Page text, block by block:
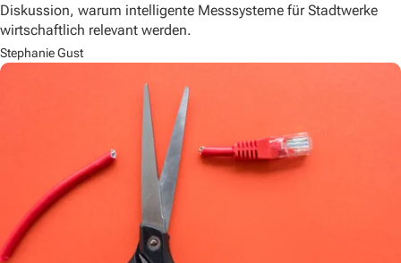
Diskussion, warum intelligente Messsysteme für Stadtwerke
wirtschaftlich relevant werden.
Stephanie Gust